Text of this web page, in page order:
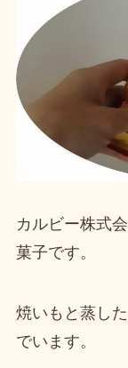
カルビー株式
菓子です。
焼いもと蒸し
でいます。